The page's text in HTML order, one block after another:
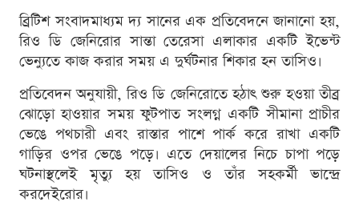
ব্রিটিশ সংবাদমাধ্যম দ্য সানের এক প্রতিবেদনে জানানো হয়,
রিও ডি জেনিরোর সান্তা তেরেসা এলাকার একটি ইভেন্ট
ভেন্যুতে কাজ করার সময় এ দুর্ঘটনার শিকার হন তাসিও।
প্রতিবেদন অনুযায়ী, রিও ডি জেনিরোতে হঠাৎ শুরু হওয়া তীব্র
ঝোড়ো হাওয়ার সময় ফুটপাত সংলগ্ন একটি সীমানা প্রাচীর
ভেঙে পথচারী এবং রাস্তার পাশে পার্ক করে রাখা একটি
গাড়ির ওপর ভেঙে পড়ে। এতে দেয়ালের নিচে চাপা পড়ে
ঘটনাস্থলেই মৃত্যু হয় তাসিও ও তাঁর সহকর্মী ভান্দ্রে
করদেইরোর।